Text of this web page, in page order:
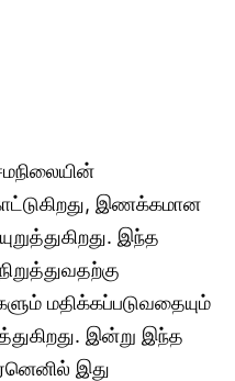
இணக்கமான
இந்த
மதிக்கப்படுவதையும்
இன்று இந்த
இது